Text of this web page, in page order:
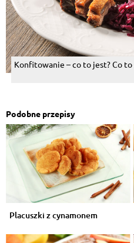
Konfitowanie – co to jest? Co to
Podobne przepisy
Placuszki z cynamonem